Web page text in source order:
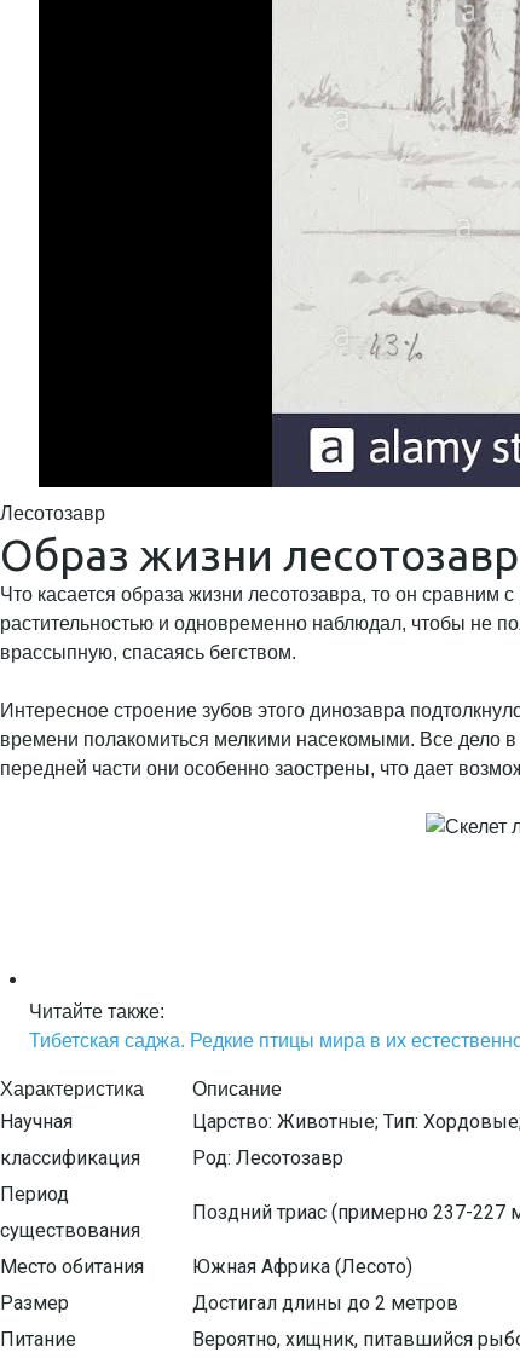
Лесотозавр
Образ жизни
Что касается образа жизни лесотозавра, то он
растительностью и одновременно наблюдал, чтобы не
врассыпную, спасаясь бегством.
Интересное строение зубов этого динозавра
времени полакомиться мелкими насекомыми. Все дело
передней части они особенно заострены, что дает
Читайте также:
Тибетская саджа. Редкие птицы мира в их
Характеристика Описание
Научная
классификация
Царство: Животные; Тип:
Род: Лесотозавр
Период
существования
Поздний триас (примерно 237-227
Место обитания
Южная Африка (Лесото)
Размер
Достигал длины до 2 метров
Питание
Вероятно, хищник, питавшийся